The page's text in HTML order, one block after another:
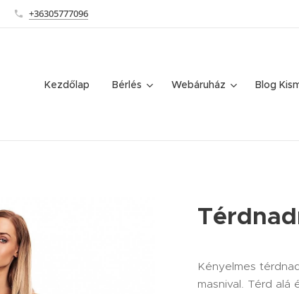
+36305777096
Kezdőlap Bérlés Webáruház Blog
Kényelmes
masnival. Térd alá